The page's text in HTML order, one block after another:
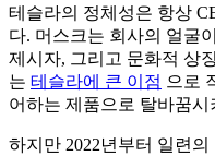
테슬라의 정체성은 항상
다. 머스크는 회사의 얼굴
제시자, 그리고 문화적 상
는 테슬라에 큰 이점 으로
어하는 제품으로 탈바꿈
하지만 2022년부터 일련